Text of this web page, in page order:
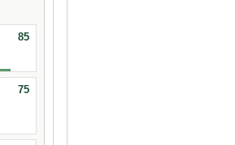
85
75